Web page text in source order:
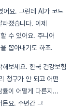
어요. 그런데 AI가 코드
졌습니다. 이제
수 있어요. 주니어
뽑아내기도 하죠.
보세요. 한국 건강보험
청구가 안 되고 어떤
률이 어떻게 다른지...
든요. 수년간 그